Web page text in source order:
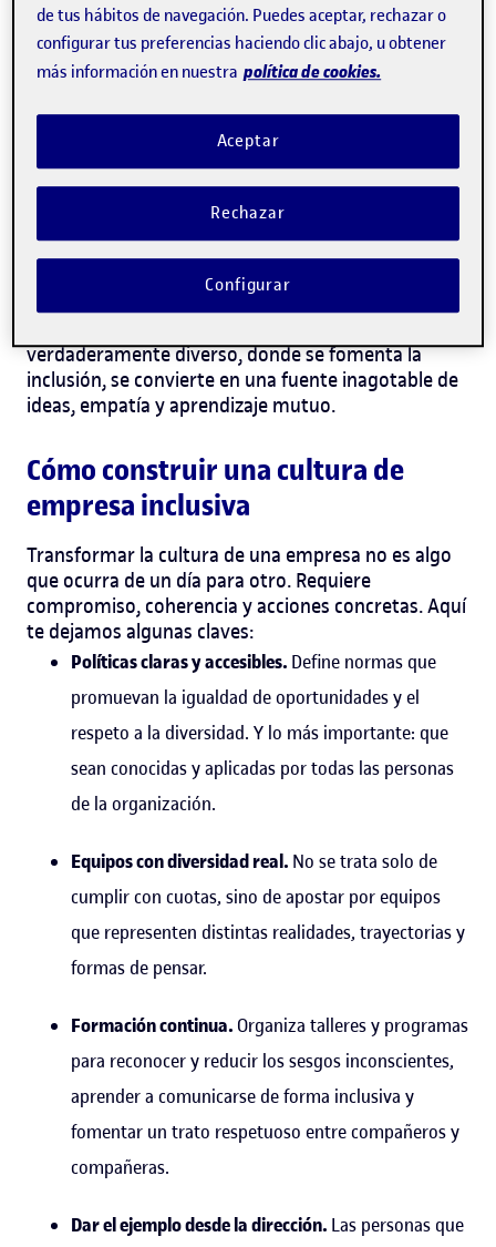
¿Qué entendemos por
inclusión laboral?
La inclusión laboral es más que contratar personas
con perfiles diversos. Se trata de crear un entorno
donde todas y todos se sientan valorados,
respetados y con espacio para crecer. Aquí entra en
juego también la inclusión social en el trabajo:
romper con barreras físicas, culturales o sociales
que puedan excluir a alguien, ya sea por género,
verdaderamente diverso, donde se fomenta la
inclusión, se convierte en una fuente inagotable de
ideas, empatía y aprendizaje mutuo.
Cómo construir una cultura de
empresa inclusiva
Transformar la cultura de una empresa no es algo
que ocurra de un día para otro. Requiere
compromiso, coherencia y acciones concretas. Aquí
te dejamos algunas claves:
Políticas claras y accesibles. Define normas que
promuevan la igualdad de oportunidades y el
respeto a la diversidad. Y lo más importante: que
sean conocidas y aplicadas por todas las personas
de la organización.
Equipos con diversidad real. No se trata solo de
cumplir con cuotas, sino de apostar por equipos
que representen distintas realidades, trayectorias y
formas de pensar.
Formación continua. Organiza talleres y programas
para reconocer y reducir los sesgos inconscientes,
aprender a comunicarse de forma inclusiva y
fomentar un trato respetuoso entre compañeros y
compañeras.
Dar el ejemplo desde la dirección. Las personas que
de tus hábitos de navegación. Puedes aceptar, rechazar o
configurar tus preferencias haciendo clic abajo, u obtener
más información en nuestra política de cookies.
Rechazar
Aceptar
Configurar